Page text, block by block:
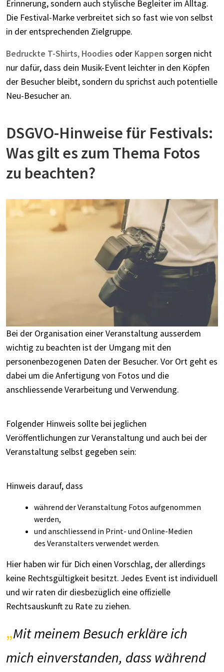
Erinnerung, sondern auch stylische Begleiter im Alltag.
Die Festival-Marke verbreitet sich so fast wie von selbst
in der entsprechenden Zielgruppe.
Bedruckte T-Shirts, Hoodies oder Kappen sorgen nicht
nur dafür, dass dein Musik-Event leichter in den Köpfen
der Besucher bleibt, sondern du sprichst auch potentielle
Neu-Besucher an.
DSGVO-Hinweise für Festivals:
Was gilt es zum Thema Fotos
zu beachten?
Bei der Organisation einer Veranstaltung ausserdem
wichtig zu beachten ist der Umgang mit den
personenbezogenen Daten der Besucher. Vor Ort geht es
dabei um die Anfertigung von Fotos und die
anschliessende Verarbeitung und Verwendung.
Folgender Hinweis sollte bei jeglichen
Veröffentlichungen zur Veranstaltung und auch bei der
Veranstaltung selbst gegeben sein:
Hinweis darauf, dass
während der Veranstaltung Fotos aufgenommen
werden,
und anschliessend in Print- und Online-Medien
des Veranstalters verwendet werden.
Hier haben wir für Dich einen Vorschlag, der allerdings
keine Rechtsgültigkeit besitzt. Jedes Event ist individuell
und wir raten dir diesbezüglich eine offizielle
Rechtsauskunft zu Rate zu ziehen.
Mit meinem Besuch erkläre ich
mich einverstanden, dass während